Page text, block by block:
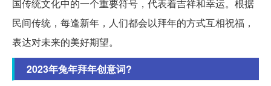
国传统文化中的一个重要符号，代表着吉祥和幸运。根据
民间传统，每逢新年，人们都会以拜年的方式互相祝福，
表达对未来的美好期望。
2023年兔年拜年创意词?